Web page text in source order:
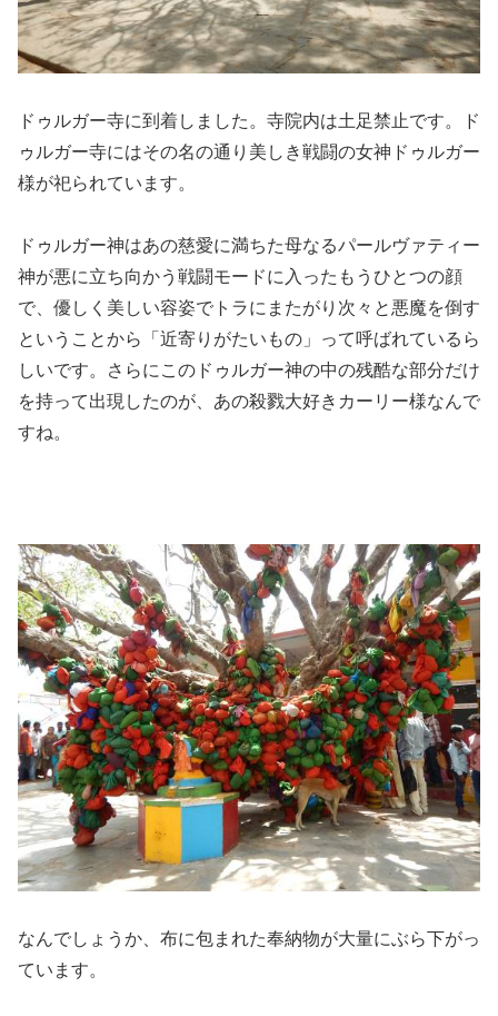
ドゥルガー寺に到着しました。寺院内は土足禁止です。ド
ゥルガー寺にはその名の通り美しき戦闘の女神ドゥルガー
様が祀られています。
ドゥルガー神はあの慈愛に満ちた母なるパールヴァティー
神が悪に立ち向かう戦闘モードに入ったもうひとつの顔
で、優しく美しい容姿でトラにまたがり次々と悪魔を倒す
ということから「近寄りがたいもの」って呼ばれているら
しいです。さらにこのドゥルガー神の中の残酷な部分だけ
を持って出現したのが、あの殺戮大好きカーリー様なんで
すね。
なんでしょうか、布に包まれた奉納物が大量にぶら下がっ
ています。